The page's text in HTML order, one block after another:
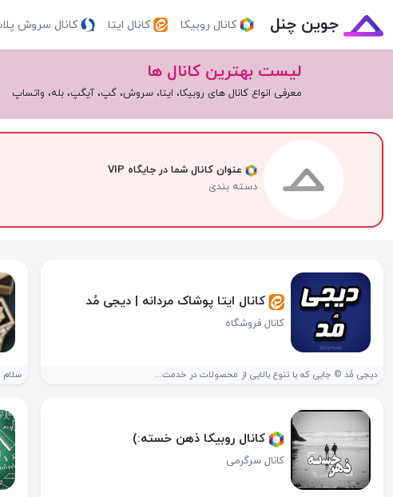
جوین چنل کانال روبیکا کانال ایتا کانال سروش
لیست بهترین کانال ها
معرفی انواع کانال های روبیکا، ایتا، سروش، گپ، آیگپ، بله، واتساپ
عنوان کانال شما در جایگاه VIP
دسته بندی
کانال ایتا پوشاک مردانه | دیجی مُد
کانال فروشگاه
دیجی مُد © جایی که با تنوع بالایی از محصولات در خدمت... سلام
کانال روبیکا ذهن خسته:)
کانال سرگرمی